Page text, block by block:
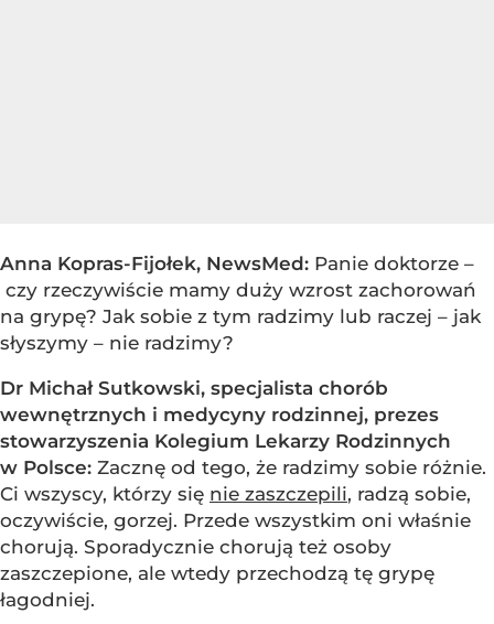
Anna Kopras-Fijołek, NewsMed: Panie doktorze –
czy rzeczywiście mamy duży wzrost zachorowań
na grypę? Jak sobie z tym radzimy lub raczej – jak
słyszymy – nie radzimy?
Dr Michał Sutkowski, specjalista chorób
wewnętrznych i medycyny rodzinnej, prezes
stowarzyszenia Kolegium Lekarzy Rodzinnych
w Polsce: Zacznę od tego, że radzimy sobie różnie.
Ci wszyscy, którzy się nie zaszczepili, radzą sobie,
oczywiście, gorzej. Przede wszystkim oni właśnie
chorują. Sporadycznie chorują też osoby
zaszczepione, ale wtedy przechodzą tę grypę
łagodniej.